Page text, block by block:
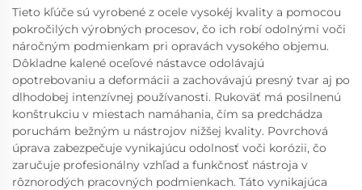
Tieto kľúče sú vyrobené z ocele vysokéj kvality a pomocou
pokročilých výrobných procesov, čo ich robí odolnými voči
náročným podmienkam pri opravách vysokého objemu.
Dôkladne kalené oceľové nástavce odolávajú
opotrebovaniu a deformácii a zachovávajú presný tvar aj po
dlhodobej intenzívnej používanosti. Rukoväť má posilnenú
konštrukciu v miestach namáhania, čím sa predchádza
poruchám bežným u nástrojov nižšej kvality. Povrchová
úprava zabezpečuje vynikajúcu odolnosť voči korózii, čo
zaručuje profesionálny vzhľad a funkčnosť nástroja v
rôznorodých pracovných podmienkach. Táto vynikajúca